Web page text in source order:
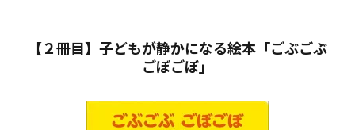
【２冊目】子どもが静かになる絵本「ごぶごぶ
ごぼごぼ」